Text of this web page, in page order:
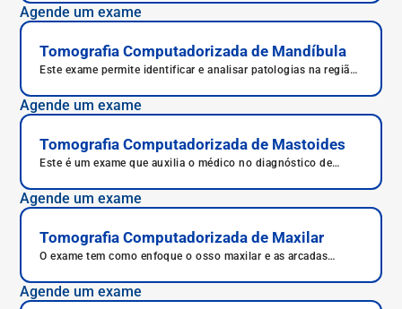
como sinusite e desvio de septo nasal.
Agende um exame
Tomografia Computadorizada de Mandíbula
Este exame permite identificar e analisar patologias na região
Agende um exame
Tomografia Computadorizada de Mastoides
Este é um exame que auxilia o médico no diagnóstico de
pequenas com precisão qualidade e em menor tempo.
Agende um exame
Tomografia Computadorizada de Maxilar
O exame tem como enfoque o osso maxilar e as arcadas
por dentistas para auxiliar na avaliação e tratamento dos
pacientes.
Agende um exame